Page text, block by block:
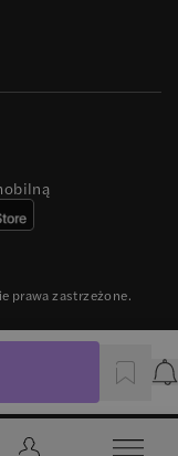
prawa zastrzeżone.